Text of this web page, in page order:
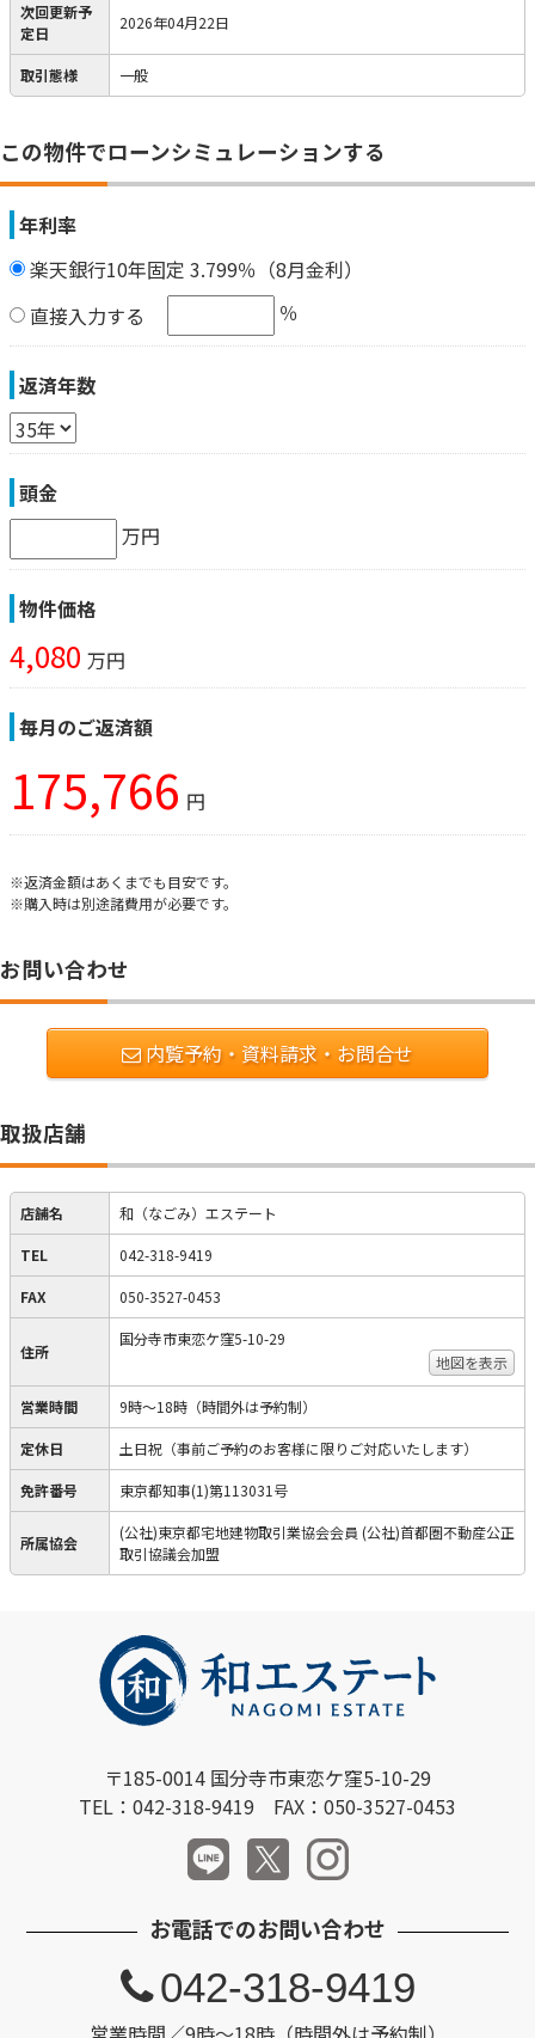
次回更新予
定日
2026年04月22日
取引態様 一般
この物件でローンシミュレーションする
年利率
楽天銀行10年固定 3.799％（8月金利）
直接入力する
％
返済年数
頭金
万円
物件価格
4,080 万円
毎月のご返済額
175,766 円
※返済金額はあくまでも目安です。
※購入時は別途諸費用が必要です。
お問い合わせ
内覧予約・資料請求・お問合せ
取扱店舗
店舗名 和（なごみ）エステート
TEL 042-318-9419
FAX 050-3527-0453
住所
国分寺市東恋ケ窪5-10-29
地図を表示
営業時間 9時～18時（時間外は予約制）
定休日 土日祝（事前ご予約のお客様に限りご対応いたします）
免許番号 東京都知事(1)第113031号
所属協会
(公社)東京都宅地建物取引業協会会員 (公社)首都圏不動産公正
取引協議会加盟
〒185-0014 国分寺市東恋ケ窪5-10-29
TEL：042-318-9419 FAX：050-3527-0453
お電話でのお問い合わせ
042-318-9419